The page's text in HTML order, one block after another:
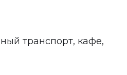
транспорт, кафе,